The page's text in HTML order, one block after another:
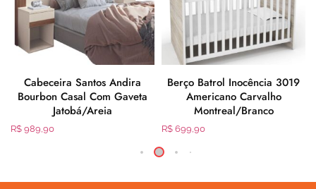
Cabeceira Santos Andira
Bourbon Casal Com Gaveta
Jatobá/Areia
R$ 989,90
Berço Batrol Inocência 3019
Americano Carvalho
Montreal/Branco
R$ 699,90